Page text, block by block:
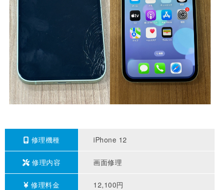
修理機種 iPhone 12
修理内容 画面修理
修理料金 12,100円